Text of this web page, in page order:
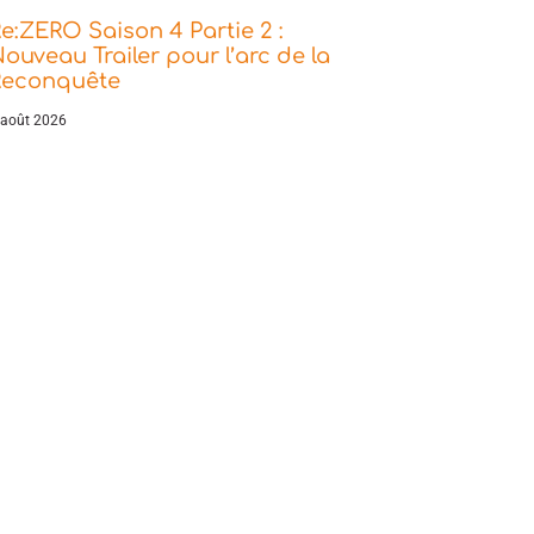
Saison 4 Partie 2 :
Trailer pour l’arc de la
2026